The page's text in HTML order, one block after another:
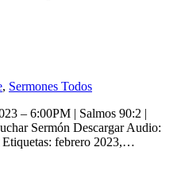
, Sermones Todos
– 6:00PM | Salmos 90:2 |
Sermón Descargar Audio:
Etiquetas: febrero 2023,…